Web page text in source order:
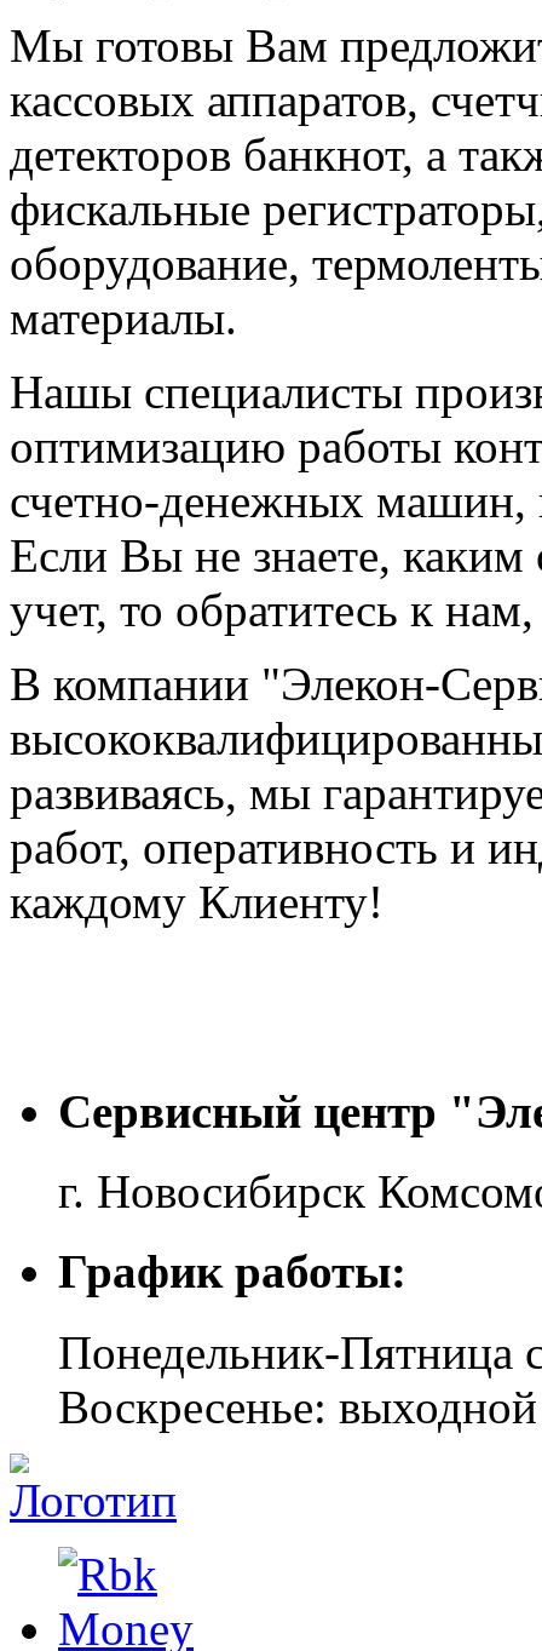
Мы готовы Вам
кассовых аппаратов,
детекторов банкнот, а
фискальные
оборудование,
материалы.
Нашы специалисты
оптимизацию работы
счетно-денежных машин,
Если Вы не знаете,
учет, то обратитесь к
В компании "Элекон-
развиваясь, мы
работ, оперативность и
каждому Клиенту!
Сервисный центр
г. Новосибирск
График работы:
Понедельник-Пятница
Воскресенье: выходной